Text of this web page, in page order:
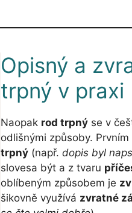
Opisný a
trpný v praxi
Naopak rod trpný se v
odlišnými způsoby. Prvním
trpný (např. dopis byl
slovesa být a z tvaru
oblíbeným způsobem je
šikovně využívá zvratné